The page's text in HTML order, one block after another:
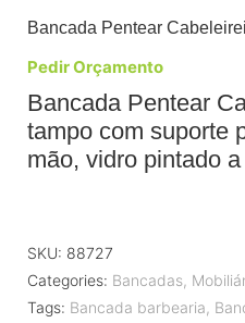
Bancada Pentear
Pedir Orçamento
Bancada Pentear
tampo com suporte
mão, vidro pintado
SKU: 88727
Categories: Bancadas,
Tags: Bancada barbearia,